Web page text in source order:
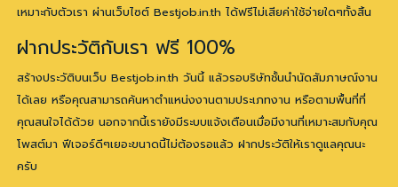
เหมาะกับตัวเรา ผ่านเว็บไซต์ Bestjob.in.th ได้ฟรีไม่เสียค่าใช้จ่ายใดๆทั้งสิ้น
ฝากประวัติกับเรา ฟรี 100%
สร้างประวัติบนเว็บ Bestjob.in.th วันนี้ แล้วรอบริษัทชั้นนำนัดสัมภาษณ์งาน
ได้เลย หรือคุณสามารถค้นหาตำแหน่งงานตามประเภทงาน หรือตามพื้นที่ที่
คุณสนใจได้ด้วย นอกจากนี้เรายังมีระบบแจ้งเตือนเมื่อมีงานที่เหมาะสมกับคุณ
โพสต์มา ฟีเจอร์ดีๆเยอะขนาดนี้ไม่ต้องรอแล้ว ฝากประวัติให้เราดูแลคุณนะ
ครับ